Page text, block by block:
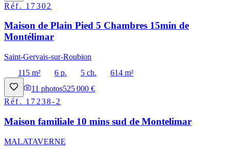
Réf. 17302
Maison de Plain Pied 5 Chambres 15min de
Montélimar
Saint-Gervais-sur-Roubion
115 m²
6 p. 5 ch.
614 m²
11 photos525 000 €
Réf. 17238-2
Maison familiale 10 mins sud de Montelimar
MALATAVERNE